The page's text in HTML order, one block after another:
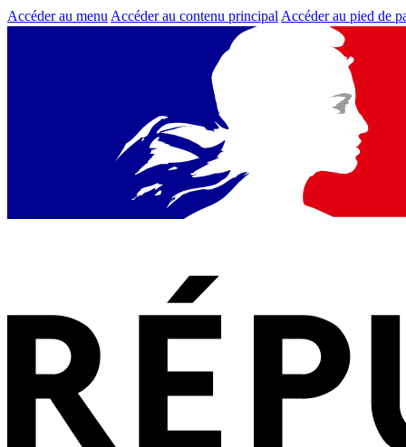
Accéder au menu Accéder au contenu principal Accéder au pied de